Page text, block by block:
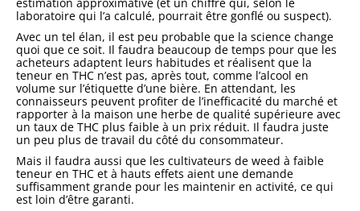
laboratoire qui l’a calculé, pourrait être gonflé ou suspect).
Avec un tel élan, il est peu probable que la science change
quoi que ce soit. Il faudra beaucoup de temps pour que les
acheteurs adaptent leurs habitudes et réalisent que la
teneur en THC n’est pas, après tout, comme l’alcool en
volume sur l’étiquette d’une bière. En attendant, les
connaisseurs peuvent profiter de l’inefficacité du marché et
rapporter à la maison une herbe de qualité supérieure avec
un taux de THC plus faible à un prix réduit. Il faudra juste
un peu plus de travail du côté du consommateur.
Mais il faudra aussi que les cultivateurs de weed à faible
teneur en THC et à hauts effets aient une demande
suffisamment grande pour les maintenir en activité, ce qui
est loin d’être garanti.